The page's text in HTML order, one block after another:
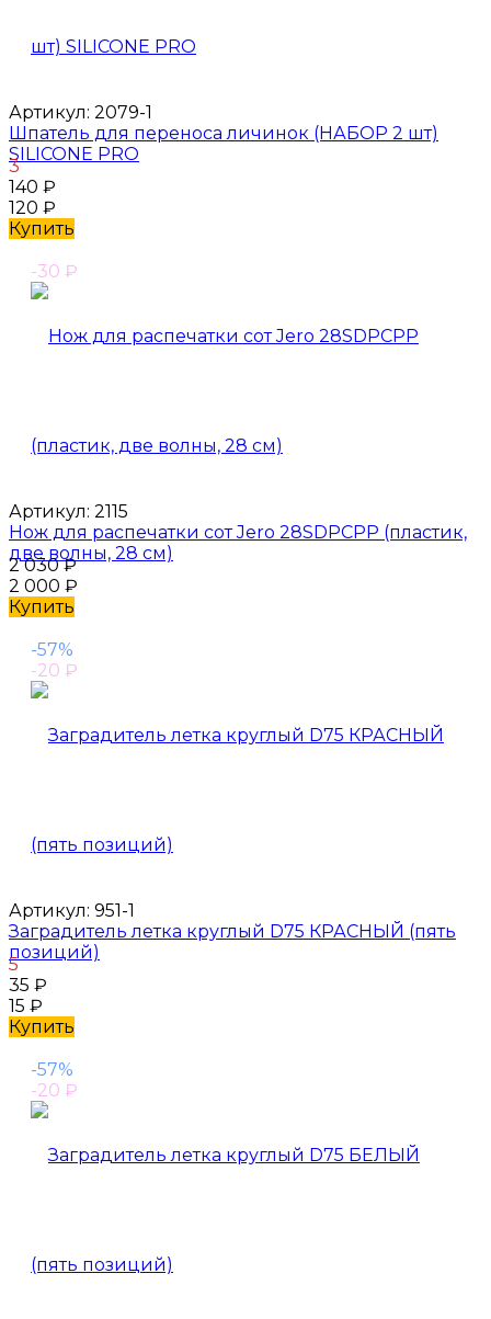
Артикул: 2079-1
Шпатель для переноса личинок (НАБОР 2 шт)
SILICONE PRO
3
140 ₽
120 ₽
Купить
-30 ₽
Артикул: 2115
Нож для распечатки сот Jero 28SDPCPP (пластик,
две волны, 28 см)
2 030₽
2 000 ₽
Купить
-57%
-20 ₽
Артикул: 951-1
Заградитель летка круглый D75 КРАСНЫЙ (пять
позиций)
5
35 ₽
15 ₽
Купить
-57%
-20 ₽